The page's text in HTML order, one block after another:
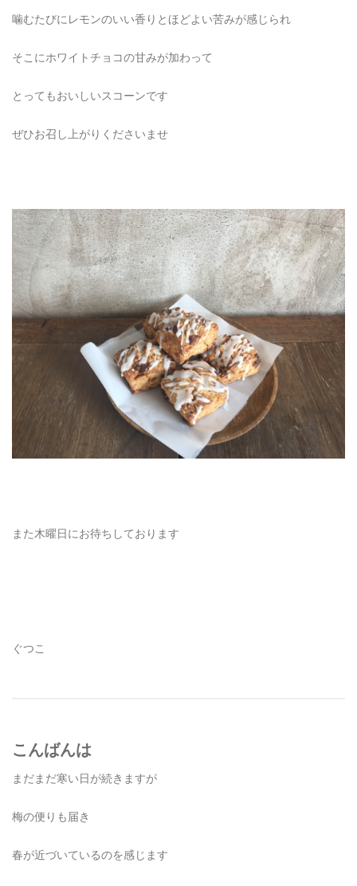
噛むたびにレモンのいい香りとほどよい苦みが感じられ
そこにホワイトチョコの甘みが加わって
とってもおいしいスコーンです
ぜひお召し上がりくださいませ
また木曜日にお待ちしております
ぐつこ
こんばんは
まだまだ寒い日が続きますが
梅の便りも届き
春が近づいているのを感じます